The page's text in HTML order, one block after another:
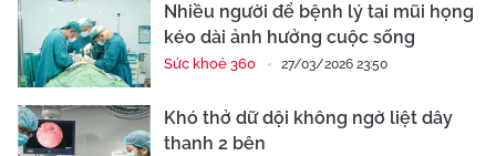
Nhiều người để bệnh lý tai mũi họng
kéo dài ảnh hưởng cuộc sống
Sức khoẻ 360 27/03/2026 23:50
Khó thở dữ dội không ngờ liệt dây
thanh 2 bên